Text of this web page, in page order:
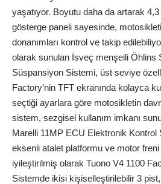
yaşatıyor. Boyutu daha da artarak
gösterge paneli sayesinde,
donanımları kontrol ve takip
olarak sunulan İsveç menşeili Öhlins
Süspansiyon Sistemi, üst seviye
Factory’nin TFT ekranında kolayca
seçtiği ayarlara göre motosikletin
sistem, sezgisel kullanım imkanı
Marelli 11MP ECU Elektronik Kontrol
eksenli atalet platformu ve motor
iyileştirilmiş olarak Tuono V4 1100
Sistemde ikisi kişiselleştirilebilir 3